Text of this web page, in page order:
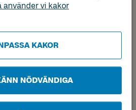
använder vi kakor
KAKOR
NÖDVÄNDIGA
Läge